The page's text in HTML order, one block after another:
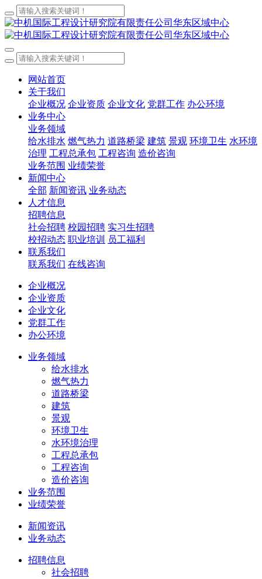
网站首页
关于我们
企业概况 企业资质 企业文化 党群工作 办公环境
业务中心
业务领域
给水排水 燃气热力 道路桥梁 建筑 景观 环境卫生 水环境
治理 工程总承包 工程咨询 造价咨询
业务范围 业绩荣誉
新闻中心
全部 新闻资讯 业务动态
人才信息
招聘信息
社会招聘 校园招聘 实习生招聘
校招动态 职业培训
员工福利
联系我们
联系我们 在线咨询
企业概况
企业资质
企业文化
党群工作
办公环境
业务领域
给水排水
燃气热力
道路桥梁
建筑
景观
环境卫生
水环境治理
工程总承包
工程咨询
造价咨询
业务范围
业绩荣誉
新闻资讯
业务动态
招聘信息
社会招聘